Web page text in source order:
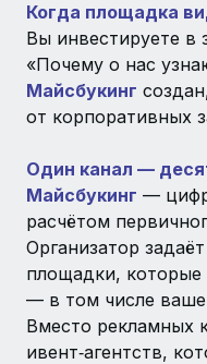
Когда площадка
Вы инвестируете в
«Почему о нас
Майсбукинг
от корпоративных
Один канал —
Майсбукинг —
расчётом
Организатор
площадки, которые
— в том числе
Вместо рекламных
ивент‑агентств,